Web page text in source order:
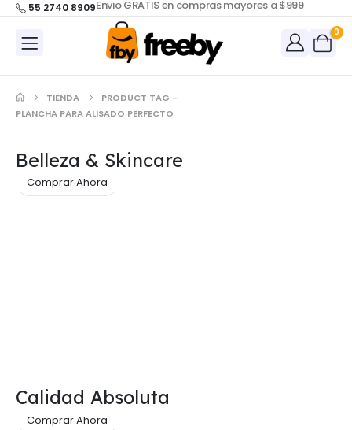
55 2740 8909Envio GRATIS en compras mayores a $999
0
TIENDA
PRODUCT TAG -
PLANCHA PARA ALISADO PERFECTO
Belleza & Skincare
Comprar Ahora
Calidad Absoluta
Comprar Ahora